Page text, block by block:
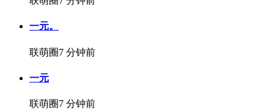
一元。
联萌圈7 分钟前
一元
联萌圈7 分钟前